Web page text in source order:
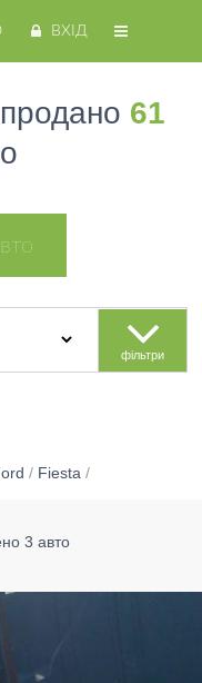
ВХІД
61
фільтри
/ Fiesta /
3 авто